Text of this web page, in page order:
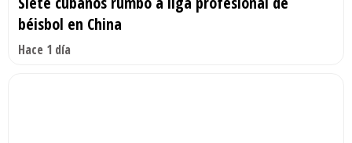
béisbol en China
Hace 1 día